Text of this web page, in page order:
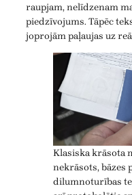
raupjam, nelīdzenam
piedzīvojums. Tāpēc
joprojām paļaujas uz
Klasiska krāsota
nekrāsots, bāzes
dilumnoturības